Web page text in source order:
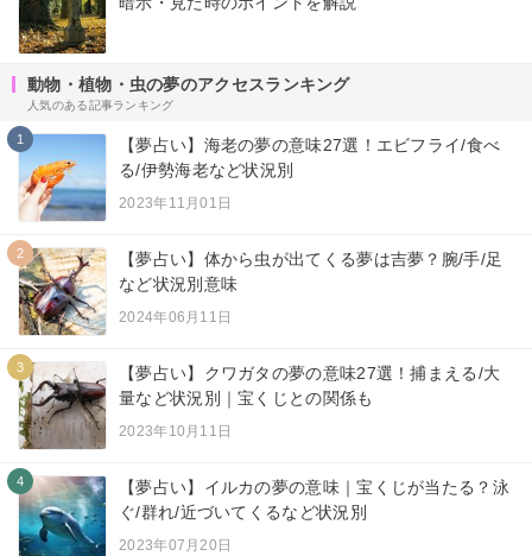
動物・植物・虫の夢のアクセスランキング
人気のある記事ランキング
1
【夢占い】海老の夢の意味27選！エビフライ/食べ
る/伊勢海老など状況別
2023年11月01日
2
【夢占い】体から虫が出てくる夢は吉夢？腕/手/足
など状況別意味
2024年06月11日
3
【夢占い】クワガタの夢の意味27選！捕まえる/大
量など状況別｜宝くじとの関係も
2023年10月11日
4
【夢占い】イルカの夢の意味｜宝くじが当たる？泳
ぐ/群れ/近づいてくるなど状況別
2023年07月20日